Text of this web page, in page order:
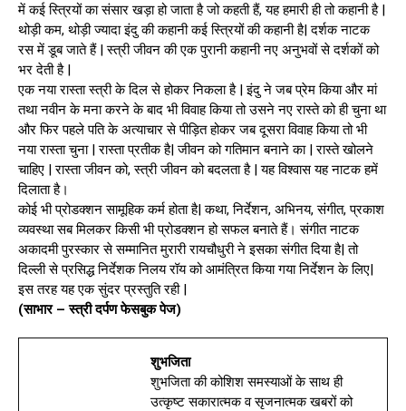
में कई स्त्रियों का संसार खड़ा हो जाता है जो कहती हैं, यह हमारी ही तो कहानी है |
थोड़ी कम, थोड़ी ज्यादा इंदु की कहानी कई स्त्रियों की कहानी है| दर्शक नाटक
रस में डूब जाते हैं | स्त्री जीवन की एक पुरानी कहानी नए अनुभवों से दर्शकों को
भर देती है |
एक नया रास्ता स्त्री के दिल से होकर निकला है | इंदु ने जब प्रेम किया और मां
तथा नवीन के मना करने के बाद भी विवाह किया तो उसने नए रास्ते को ही चुना था
और फिर पहले पति के अत्याचार से पीड़ित होकर जब दूसरा विवाह किया तो भी
नया रास्ता चुना | रास्ता प्रतीक है| जीवन को गतिमान बनाने का | रास्ते खोलने
चाहिए | रास्ता जीवन को, स्त्री जीवन को बदलता है | यह विश्वास यह नाटक हमें
दिलाता है।
कोई भी प्रोडक्शन सामूहिक कर्म होता है| कथा, निर्देशन, अभिनय, संगीत, प्रकाश
व्यवस्था सब मिलकर किसी भी प्रोडक्शन हो सफल बनाते हैं। संगीत नाटक
अकादमी पुरस्कार से सम्मानित मुरारी रायचौधुरी ने इसका संगीत दिया है| तो
दिल्ली से प्रसिद्ध निर्देशक निलय रॉय को आमंत्रित किया गया निर्देशन के लिए|
इस तरह यह एक सुंदर प्रस्तुति रही |
(साभार – स्त्री दर्पण फेसबुक पेज)
शुभजिता
शुभजिता की कोशिश समस्याओं के साथ ही
उत्कृष्ट सकारात्मक व सृजनात्मक खबरों को